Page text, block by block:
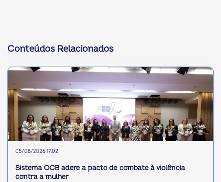
Conteúdos Relacionados
05/08/2026 17:02
Sistema OCB adere a pacto de combate à violência
contra a mulher